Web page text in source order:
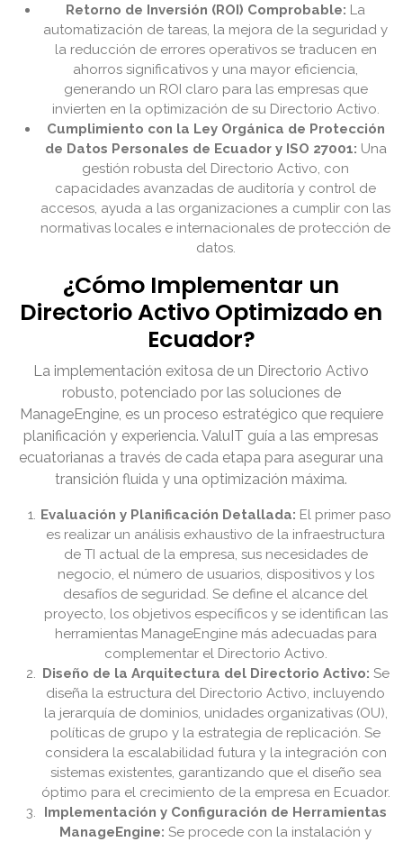
Retorno de Inversión (ROI) Comprobable: La
automatización de tareas, la mejora de la seguridad y
la reducción de errores operativos se traducen en
ahorros significativos y una mayor eficiencia,
generando un ROI claro para las empresas que
invierten en la optimización de su Directorio Activo.
Cumplimiento con la Ley Orgánica de Protección
de Datos Personales de Ecuador y ISO 27001: Una
gestión robusta del Directorio Activo, con
capacidades avanzadas de auditoría y control de
accesos, ayuda a las organizaciones a cumplir con las
normativas locales e internacionales de protección de
datos.
¿Cómo Implementar un
Directorio Activo Optimizado en
Ecuador?
La implementación exitosa de un Directorio Activo
robusto, potenciado por las soluciones de
ManageEngine, es un proceso estratégico que requiere
planificación y experiencia. ValuIT guía a las empresas
ecuatorianas a través de cada etapa para asegurar una
transición fluida y una optimización máxima.
Evaluación y Planificación Detallada: El primer paso
es realizar un análisis exhaustivo de la infraestructura
de TI actual de la empresa, sus necesidades de
negocio, el número de usuarios, dispositivos y los
desafíos de seguridad. Se define el alcance del
proyecto, los objetivos específicos y se identifican las
herramientas ManageEngine más adecuadas para
complementar el Directorio Activo.
Diseño de la Arquitectura del Directorio Activo: Se
diseña la estructura del Directorio Activo, incluyendo
la jerarquía de dominios, unidades organizativas (OU),
políticas de grupo y la estrategia de replicación. Se
considera la escalabilidad futura y la integración con
sistemas existentes, garantizando que el diseño sea
óptimo para el crecimiento de la empresa en Ecuador.
Implementación y Configuración de Herramientas
ManageEngine: Se procede con la instalación y